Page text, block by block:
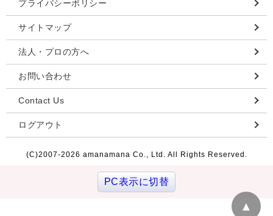
プライバシーポリシー
サイトマップ
法人・プロの方へ
お問い合わせ
Contact Us
ログアウト
▲
(C)2007-2026 amanamana Co., Ltd. All Rights Reserved.
PC表示に切替